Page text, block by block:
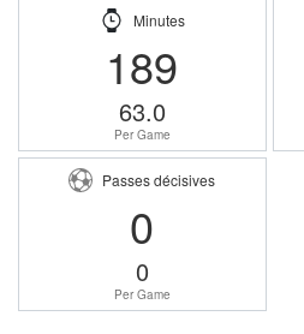
Minutes
189
63.0
Per Game
Passes décisives
0
0
Per Game